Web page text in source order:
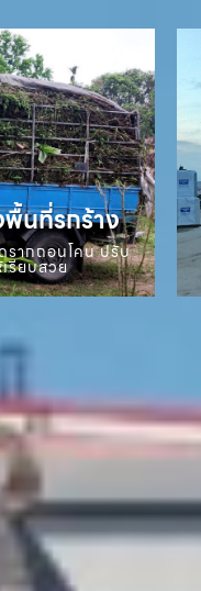
พื้นที่รกร้าง
ากถอนโคน ปรับ
รียบสวย